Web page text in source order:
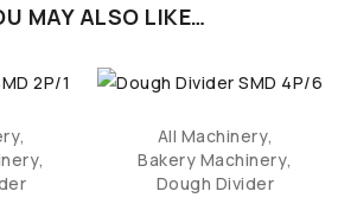
MAY ALSO LIKE…
,
,
All Machinery,
Bakery Machinery,
Dough Divider